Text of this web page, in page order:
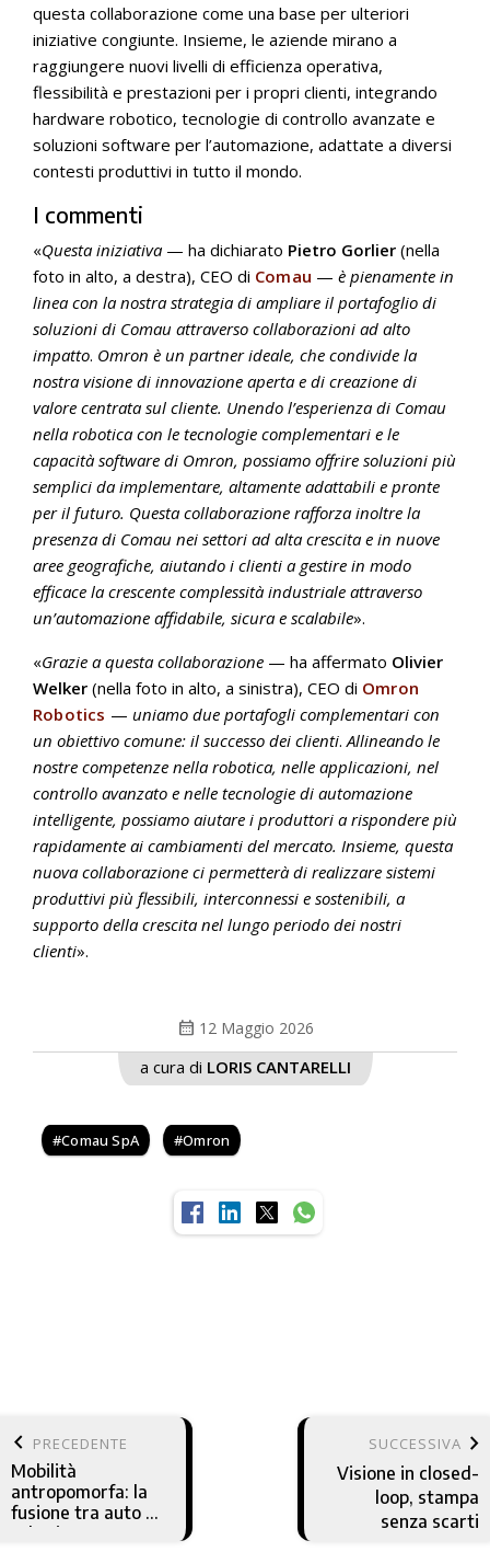
questa collaborazione come una base per ulteriori
iniziative congiunte. Insieme, le aziende mirano a
raggiungere nuovi livelli di efficienza operativa,
flessibilità e prestazioni per i propri clienti, integrando
hardware robotico, tecnologie di controllo avanzate e
soluzioni software per l’automazione, adattate a diversi
contesti produttivi in tutto il mondo.
I commenti
«Questa iniziativa — ha dichiarato Pietro Gorlier (nella
foto in alto, a destra), CEO di Comau — è pienamente in
linea con la nostra strategia di ampliare il portafoglio di
soluzioni di Comau attraverso collaborazioni ad alto
impatto. Omron è un partner ideale, che condivide la
nostra visione di innovazione aperta e di creazione di
valore centrata sul cliente. Unendo l’esperienza di Comau
nella robotica con le tecnologie complementari e le
capacità software di Omron, possiamo offrire soluzioni più
semplici da implementare, altamente adattabili e pronte
per il futuro. Questa collaborazione rafforza inoltre la
presenza di Comau nei settori ad alta crescita e in nuove
aree geografiche, aiutando i clienti a gestire in modo
efficace la crescente complessità industriale attraverso
un’automazione affidabile, sicura e scalabile».
«Grazie a questa collaborazione — ha affermato Olivier
Welker (nella foto in alto, a sinistra), CEO di Omron
Robotics — uniamo due portafogli complementari con
un obiettivo comune: il successo dei clienti.Allineando le
nostre competenze nella robotica, nelle applicazioni, nel
controllo avanzato e nelle tecnologie di automazione
intelligente, possiamo aiutare i produttori a rispondere più
rapidamente ai cambiamenti del mercato. Insieme, questa
nuova collaborazione ci permetterà di realizzare sistemi
produttivi più flessibili, interconnessi e sostenibili, a
supporto della crescita nel lungo periodo dei nostri
clienti».
calendar_month 12 Maggio 2026
a cura di LORIS CANTARELLI
Comau SpA Omron
keyboard_arrow_left PRECEDENTE
Mobilità
antropomorfa: la
fusione tra auto e
robotica
SUCCESSIVA keyboard_arrow_right
Visione in closed-
loop, stampa
senza scarti